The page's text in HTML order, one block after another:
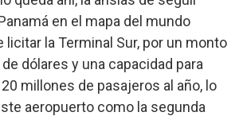
en el mapa del mundo
la Terminal Sur, por un monto
dólares y una capacidad para
millones de pasajeros al año, lo
aeropuerto como la segunda